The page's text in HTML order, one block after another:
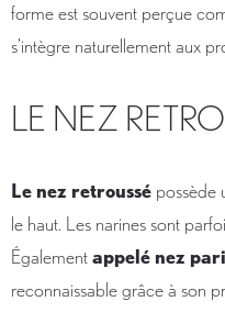
forme est souvent perçue
s’intègre naturellement aux
LE NEZ
Le nez retroussé possède
le haut. Les narines sont
Égalementappelé nez
reconnaissable grâce à son